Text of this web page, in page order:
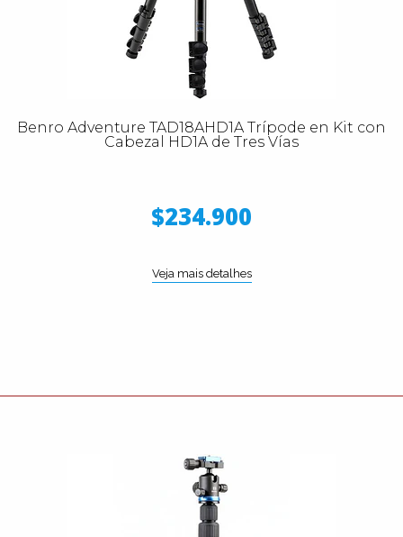
Benro Adventure TAD18AHD1A Trípode en Kit con
Cabezal HD1A de Tres Vías
$234.900
Veja mais detalhes